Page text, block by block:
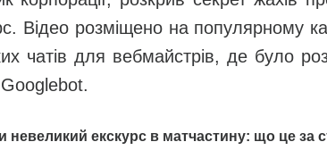
Відео розміщено на популярному
чатів для вебмайстрів, де було
невеликий екскурс в матчастину: що це за